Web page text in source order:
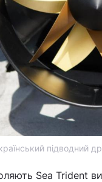
підводний
Sea Trident